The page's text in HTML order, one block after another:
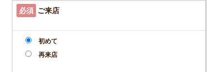
必須 ご来店
初めて
再来店